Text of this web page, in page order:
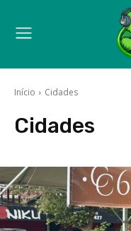
Início Cidades
Cidades